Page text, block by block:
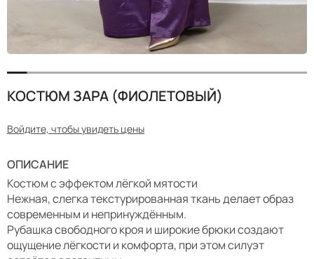
КОСТЮМ ЗАРА (ФИОЛЕТОВЫЙ)
Войдите, чтобы увидеть цены
ОПИСАНИЕ
Костюм с эффектом лёгкой мятости
Нежная, слегка текстурированная ткань делает образ
современным и непринуждённым.
Рубашка свободного кроя и широкие брюки создают
ощущение лёгкости и комфорта, при этом силуэт